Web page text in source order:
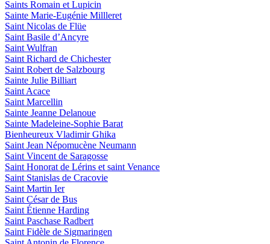
Saints Romain et Lupicin
Sainte Marie-Eugénie Millleret
Saint Nicolas de Flüe
Saint Basile d’Ancyre
Saint Wulfran
Saint Richard de Chichester
Saint Robert de Salzbourg
Sainte Julie Billiart
Saint Acace
Saint Marcellin
Sainte Jeanne Delanoue
Sainte Madeleine-Sophie Barat
Bienheureux Vladimir Ghika
Saint Jean Népomucène Neumann
Saint Vincent de Saragosse
Saint Honorat de Lérins et saint Venance
Saint Stanislas de Cracovie
Saint Martin Ier
Saint César de Bus
Saint Étienne Harding
Saint Paschase Radbert
Saint Fidèle de Sigmaringen